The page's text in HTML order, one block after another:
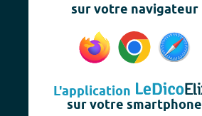
sur votre navigateur
L'application
sur votre smartphone